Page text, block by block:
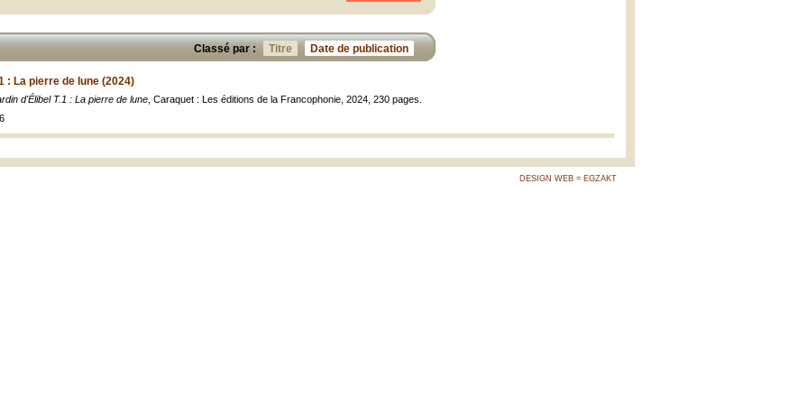
Classé par : Titre Date de publication
: La pierre de lune (2024)
d'Élibel T.1 : La pierre de lune , Caraquet : Les éditions de la Francophonie, 2024, 230 pages.
DESIGN WEB = EGZAKT